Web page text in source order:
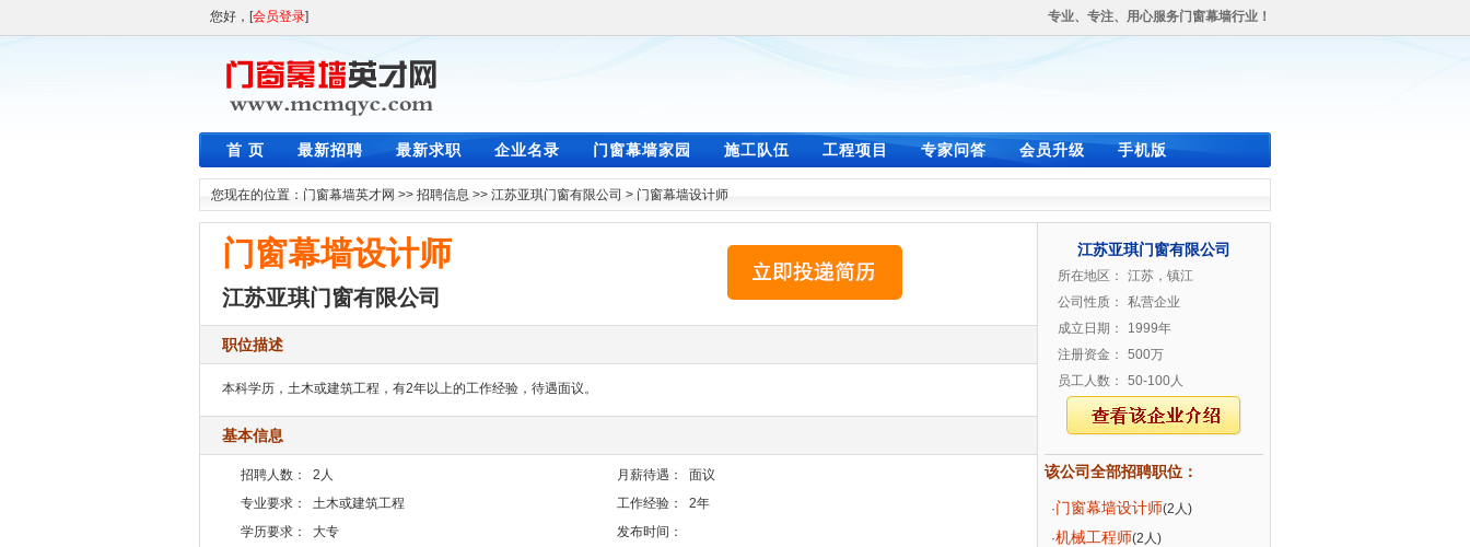
您好，[会员登录] 专业、专注、用心服务门窗幕墙行业！
首 页 最新招聘 最新求职 企业名录 门窗幕墙家园 施工队伍 工程项目 专家问答 会员升级 手机版
您现在的位置： 门窗幕墙英才网 >> 招聘信息 >> 江苏亚琪门窗有限公司 > 门窗幕墙设计师
门窗幕墙设计师
江苏亚琪门窗有限公司
职位描述
本科学历，土木或建筑工程，有2年以上的工作经验，待遇面议。
基本信息
招聘人数： 2人 月薪待遇：
面议
专业要求：
土木或建筑工程 工作经验：
2年
学历要求：
大专
发布时间：
江苏亚琪门窗有限公司
所在地区：
江苏，镇江
公司性质：
私营企业
成立日期：
1999年
注册资金：
500万
员工人数：
50-100人
该公司全部招聘职位：
·门窗幕墙设计师(2人)
·机械工程师(2人)